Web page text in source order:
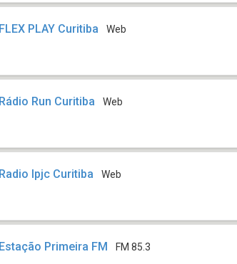
FLEX PLAY Curitiba Web
Rádio Run Curitiba Web
Radio Ipjc Curitiba Web
Estação Primeira FM FM 85.3